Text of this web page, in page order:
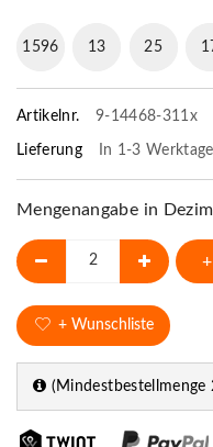
1596 13 25
Artikelnr. 9-14468-311x
Lieferung In 1-3
Mengenangabe in
+ Wunschliste
(Mindestbestellmenge